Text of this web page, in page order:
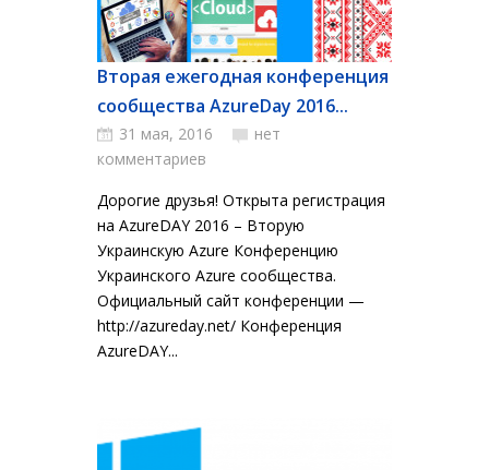
Вторая ежегодная конференция
сообщества AzureDay 2016...
31 мая, 2016
нет
комментариев
Дорогие друзья! Открыта регистрация
на AzureDAY 2016 – Вторую
Украинскую Azure Конференцию
Украинского Azure сообщества.
Официальный сайт конференции —
http://azureday.net/ Конференция
AzureDAY...